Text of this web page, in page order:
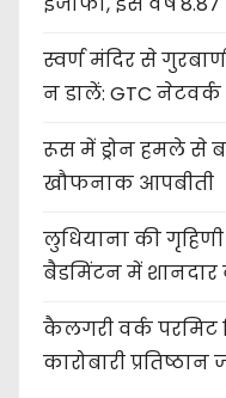
स्वर्ण मंदिर से
न डालें: GTC
रूस में ड्रोन हमले से
खौफनाक आपबीती
लुधियाना की
बैडमिंटन में
कैलगरी वर्क परमिट
कारोबारी